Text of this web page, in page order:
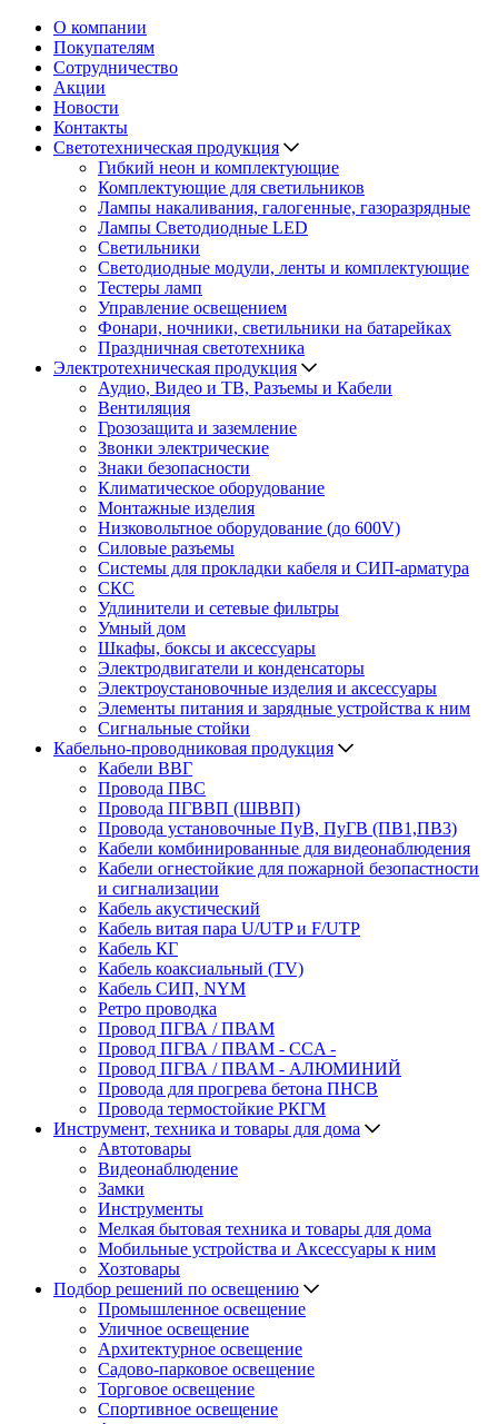
О компании
Покупателям
Сотрудничество
Акции
Новости
Контакты
Светотехническая продукция
Гибкий неон и комплектующие
Комплектующие для светильников
Лампы накаливания, галогенные, газоразрядные
Лампы Светодиодные LED
Светильники
Светодиодные модули, ленты и комплектующие
Тестеры ламп
Управление освещением
Фонари, ночники, светильники на батарейках
Праздничная светотехника
Электротехническая продукция
Аудио, Видео и ТВ, Разъемы и Кабели
Вентиляция
Грозозащита и заземление
Звонки электрические
Знаки безопасности
Климатическое оборудование
Монтажные изделия
Низковольтное оборудование (до 600V)
Силовые разъемы
Системы для прокладки кабеля и СИП-арматура
СКС
Удлинители и сетевые фильтры
Умный дом
Шкафы, боксы и аксессуары
Электродвигатели и конденсаторы
Электроустановочные изделия и аксессуары
Элементы питания и зарядные устройства к ним
Сигнальные стойки
Кабельно-проводниковая продукция
Кабели ВВГ
Провода ПВС
Провода ПГВВП (ШВВП)
Провода установочные ПуВ, ПуГВ (ПВ1,ПВ3)
Кабели комбинированные для видеонаблюдения
Кабели огнестойкие для пожарной безопастности
и сигнализации
Кабель акустический
Кабель витая пара U/UTP и F/UTP
Кабель КГ
Кабель коаксиальный (TV)
Кабель СИП, NYM
Ретро проводка
Провод ПГВА / ПВАМ
Провод ПГВА / ПВАМ - CCA -
Провод ПГВА / ПВАМ - АЛЮМИНИЙ
Провода для прогрева бетона ПНСВ
Провода термостойкие РКГМ
Инструмент, техника и товары для дома
Автотовары
Видеонаблюдение
Замки
Инструменты
Мелкая бытовая техника и товары для дома
Мобильные устройства и Аксессуары к ним
Хозтовары
Подбор решений по освещению
Промышленное освещение
Уличное освещение
Архитектурное освещение
Садово-парковое освещение
Торговое освещение
Спортивное освещение